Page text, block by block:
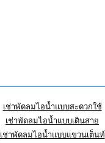
เช่าพัดลมไอน้ำแบบสะดวกใช้
เช่าพัดลมไอน้ำแบบเดินสาย
เช่าพัดลมไอน้ำแบบแขวนเต็นท์